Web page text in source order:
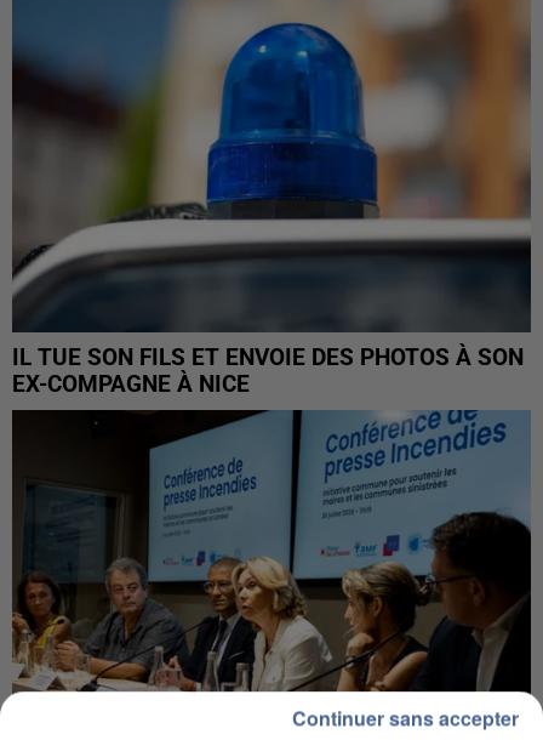
IL TUE SON FILS ET ENVOIE DES PHOTOS À SON
EX-COMPAGNE À NICE
Continuer sans accepter